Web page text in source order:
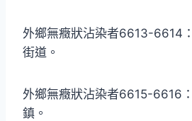
外鄉無癥狀沾染者6613-6614
街道。
外鄉無癥狀沾染者6615-6616
鎮。